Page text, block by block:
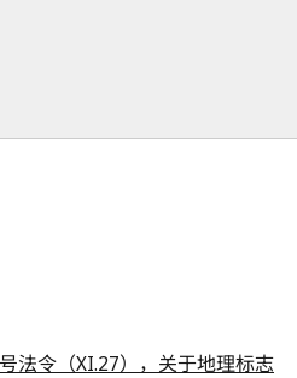
法令（XI.27），关于地理标志